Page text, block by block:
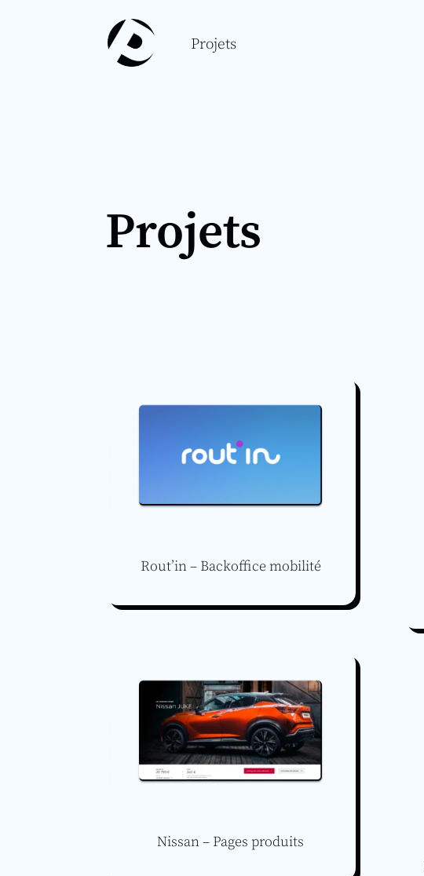
Projets
Projets
Rout’in – Backoffice mobilité
Nissan – Pages produits